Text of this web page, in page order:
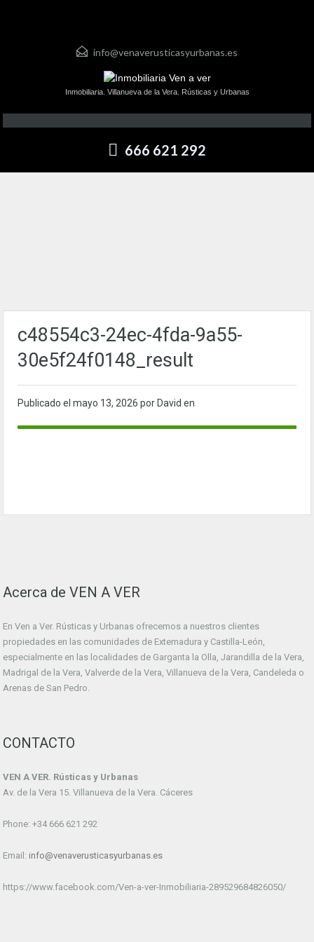
info@venaverusticasyurbanas.es
Inmobiliaria. Villanueva de la Vera. Rústicas y Urbanas
666 621 292
c48554c3-24ec-4fda-9a55-
30e5f24f0148_result
Publicado el mayo 13, 2026 por David en
Acerca de VEN A VER
En Ven a Ver. Rústicas y Urbanas ofrecemos a nuestros clientes
propiedades en las comunidades de Extemadura y Castilla-León,
especialmente en las localidades de Garganta la Olla, Jarandilla de la Vera,
Madrigal de la Vera, Valverde de la Vera, Villanueva de la Vera, Candeleda o
Arenas de San Pedro.
CONTACTO
VEN A VER. Rústicas y Urbanas
Av. de la Vera 15. Villanueva de la Vera. Cáceres
Phone: +34 666 621 292
Email: info@venaverusticasyurbanas.es
https://www.facebook.com/Ven-a-ver-Inmobiliaria-289529684826050/